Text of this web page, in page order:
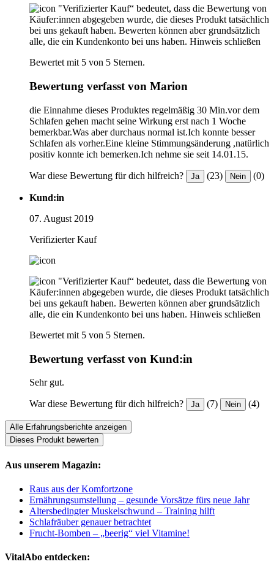
"Verifizierter Kauf“ bedeutet, dass die Bewertung von
Käufer:innen abgegeben wurde, die dieses Produkt tatsächlich
bei uns gekauft haben. Bewerten können aber grundsätzlich
alle, die ein Kundenkonto bei uns haben. Hinweis schließen
Bewertet mit 5 von 5 Sternen.
Bewertung verfasst von Marion
die Einnahme dieses Produktes regelmäßig 30 Min.vor dem
Schlafen gehen macht seine Wirkung erst nach 1 Woche
bemerkbar.Was aber durchaus normal ist.Ich konnte besser
Schlafen als vorher.Eine kleine Stimmungsänderung ,natürlich
positiv konnte ich bemerken.Ich nehme sie seit 14.01.15.
War diese Bewertung für dich hilfreich? Ja (23) Nein (0)
Kund:in
07. August 2019
Verifizierter Kauf
"Verifizierter Kauf“ bedeutet, dass die Bewertung von
Käufer:innen abgegeben wurde, die dieses Produkt tatsächlich
bei uns gekauft haben. Bewerten können aber grundsätzlich
alle, die ein Kundenkonto bei uns haben. Hinweis schließen
Bewertet mit 5 von 5 Sternen.
Bewertung verfasst von Kund:in
Sehr gut.
War diese Bewertung für dich hilfreich? Ja (7) Nein (4)
Alle Erfahrungsberichte anzeigen
Dieses Produkt bewerten
Aus unserem Magazin:
Raus aus der Komfortzone
Ernährungsumstellung – gesunde Vorsätze fürs neue Jahr
Altersbedingter Muskelschwund – Training hilft
Schlafräuber genauer betrachtet
Frucht-Bomben – „beerig“ viel Vitamine!
VitalAbo entdecken: